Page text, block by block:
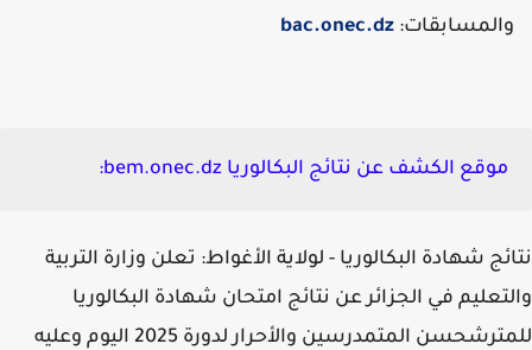
bac.onec.dz
موقع الكشف عن نتائج البكالوريا bem.onec.dz:
شهادة البكالوريا - لولاية الأغواط: تعلن وزارة التربية
في الجزائر عن نتائج امتحان شهادة البكالوريا
المتمدرسين والأحرار لدورة 2025 اليوم
وعليه